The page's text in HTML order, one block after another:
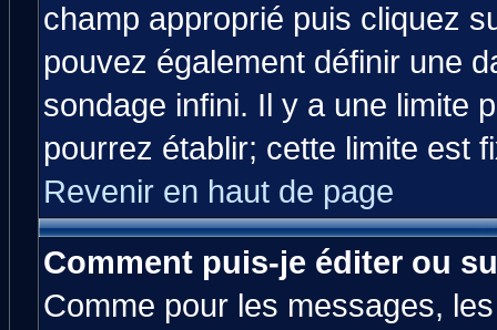
champ approprié puis cliquez
pouvez également définir une
sondage infini. Il y a une limite
pourrez établir; cette limite est
Revenir en haut de page
Comment puis-je éditer ou
Comme pour les messages,